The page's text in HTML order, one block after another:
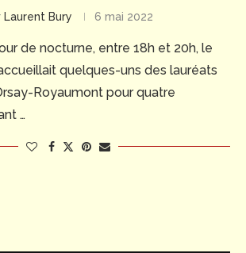
Laurent Bury 6 mai 2022
de nocturne, entre 18h et 20h, le
quelques-uns des lauréats
Royaumont pour quatre
…